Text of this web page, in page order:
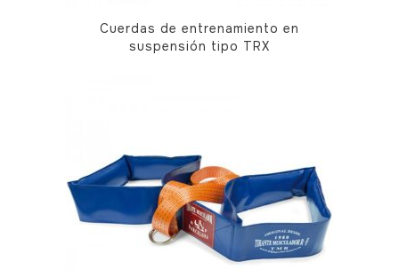
Cuerdas de entrenamiento en
suspensión tipo TRX